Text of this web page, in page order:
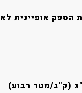
הספק אופיינית
(ק"ג/מטר רבוע)